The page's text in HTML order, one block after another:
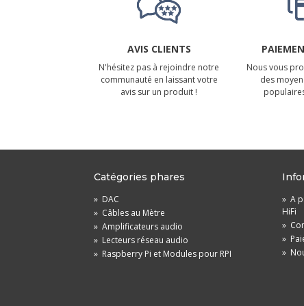
AVIS CLIENTS
N'hésitez pas à rejoindre notre
communauté en laissant votre
avis sur un produit !
Nous vous
des
Catégories phares
» DAC
» Câbles au Mètre
» Amplificateurs audio
» Lecteurs réseau audio
» Raspberry Pi et Modules pour RPI
» A
HiFi
»
»
»